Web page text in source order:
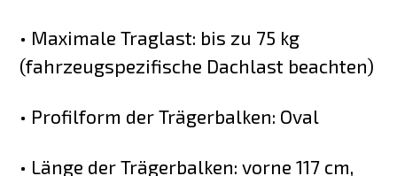
• Maximale Traglast: bis zu 75 kg
(fahrzeugspezifische Dachlast beachten)
• Profilform der Trägerbalken: Oval
• Länge der Trägerbalken: vorne 117 cm,